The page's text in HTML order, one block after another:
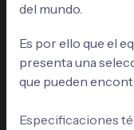
del mundo.
Es por ello que el
presenta una
que pueden
Especificaciones